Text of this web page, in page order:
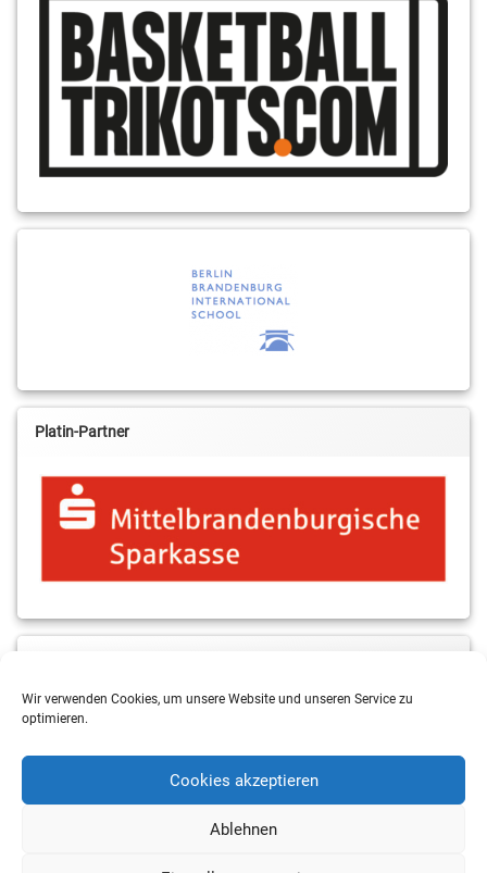
Wir verwenden Cookies, um unsere Website und unseren Service zu
optimieren.
Cookies akzeptieren
Ablehnen
Platin-Partner